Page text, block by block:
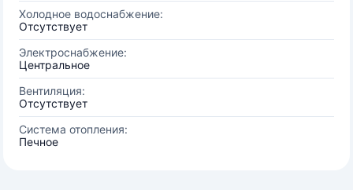
Холодное водоснабжение:
Отсутствует
Электроснабжение:
Центральное
Вентиляция:
Отсутствует
Система отопления:
Печное